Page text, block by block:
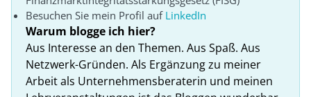
Besuchen Sie mein Profil auf LinkedIn
Warum blogge ich hier?
Aus Interesse an den Themen. Aus Spaß. Aus
Netzwerk-Gründen. Als Ergänzung zu meiner
Arbeit als Unternehmensberaterin und meinen